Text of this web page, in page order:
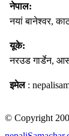
नेपाल:
नयां बानेश्वर,
यूके:
नरउड गार्डेन,
इमेल:
© Copyright